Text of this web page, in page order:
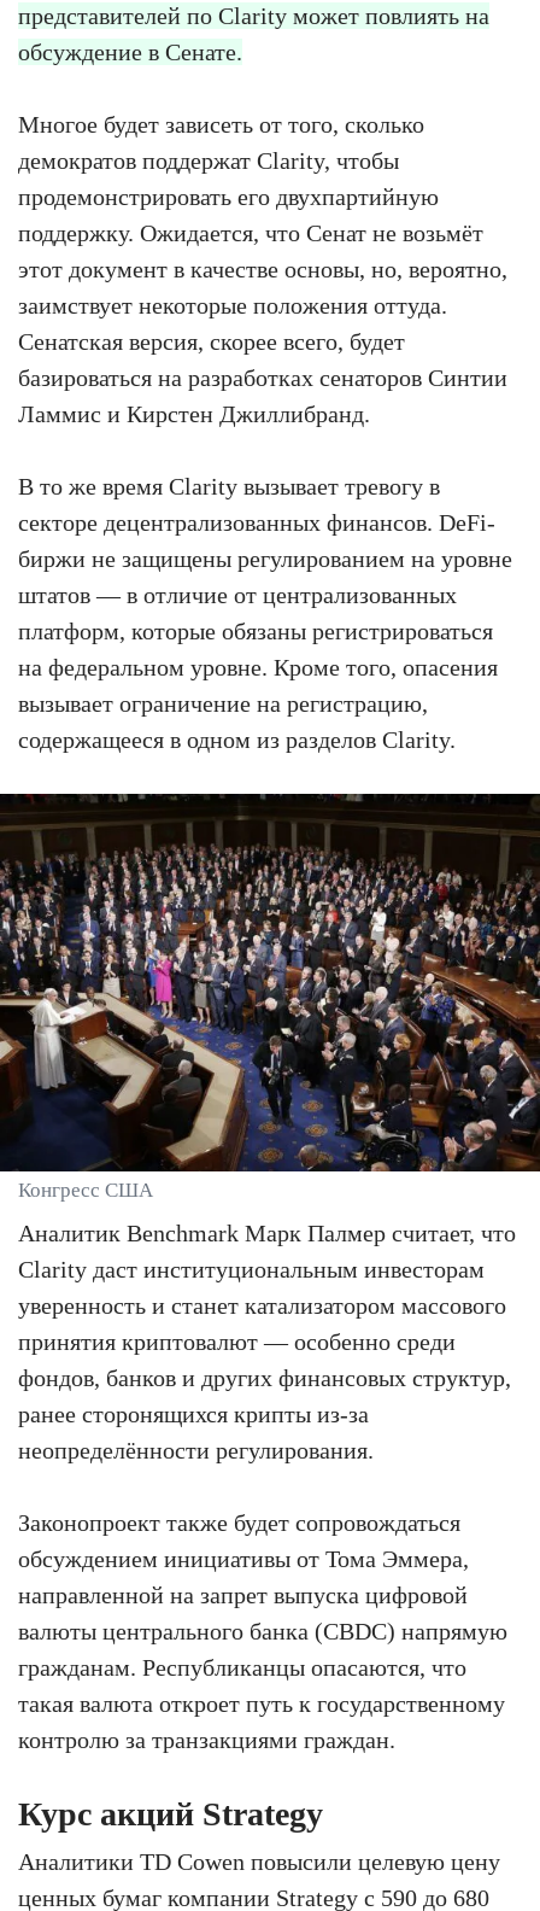
представителей по Clarity может повлиять на
обсуждение в Сенате.
Многое будет зависеть от того, сколько
демократов поддержат Clarity, чтобы
продемонстрировать его двухпартийную
поддержку. Ожидается, что Сенат не возьмёт
этот документ в качестве основы, но, вероятно,
заимствует некоторые положения оттуда.
Сенатская версия, скорее всего, будет
базироваться на разработках сенаторов Синтии
Ламмис и Кирстен Джиллибранд.
В то же время Clarity вызывает тревогу в
секторе децентрализованных финансов. DeFi-
биржи не защищены регулированием на уровне
штатов — в отличие от централизованных
платформ, которые обязаны регистрироваться
на федеральном уровне. Кроме того, опасения
вызывает ограничение на регистрацию,
содержащееся в одном из разделов Clarity.
Конгресс США
Аналитик Benchmark Марк Палмер считает, что
Clarity даст институциональным инвесторам
уверенность и станет катализатором массового
принятия криптовалют — особенно среди
фондов, банков и других финансовых структур,
ранее сторонящихся крипты из-за
неопределённости регулирования.
Законопроект также будет сопровождаться
обсуждением инициативы от Тома Эммера,
направленной на запрет выпуска цифровой
валюты центрального банка (CBDC) напрямую
гражданам. Республиканцы опасаются, что
такая валюта откроет путь к государственному
контролю за транзакциями граждан.
Курс акций Strategy
Аналитики TD Cowen повысили целевую цену
ценных бумаг компании Strategy с 590 до 680